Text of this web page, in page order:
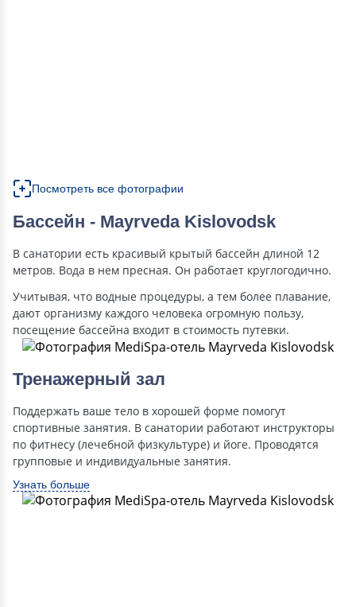
Посмотреть все фотографии
Бассейн - Mayrveda Kislovodsk
В санатории есть красивый крытый бассейн длиной 12
метров. Вода в нем пресная. Он работает круглогодично.
Учитывая, что водные процедуры, а тем более плавание,
дают организму каждого человека огромную пользу,
посещение бассейна входит в стоимость путевки.
Тренажерный зал
Поддержать ваше тело в хорошей форме помогут
спортивные занятия. В санатории работают инструкторы
по фитнесу (лечебной физкультуре) и йоге. Проводятся
групповые и индивидуальные занятия.
Узнать больше